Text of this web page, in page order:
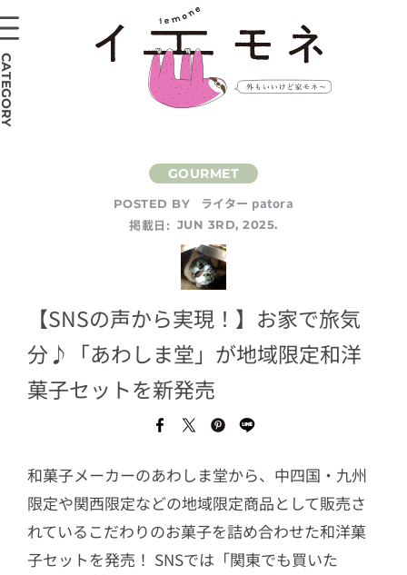
POSTED BY
ライター patora
掲載日: JUN 3RD, 2025.
【SNSの声から実現！】お家で旅気
分♪「あわしま堂」が地域限定和洋
菓子セットを新発売
和菓子メーカーのあわしま堂から、中四国・九州
限定や関西限定などの地域限定商品として販売さ
れているこだわりのお菓子を詰め合わせた和洋菓
子セットを発売！ SNSでは「関東でも買いた